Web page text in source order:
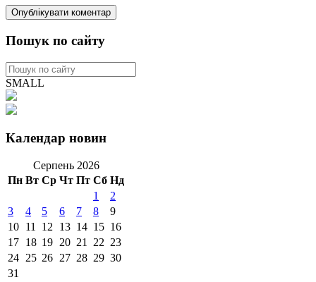
Пошук по сайту
SMALL
Календар новин
Серпень 2026
Пн Вт Ср Чт Пт Сб Нд
1
2
3
4 5 6 7 8
9
10 11 12 13 14 15 16
17 18 19 20 21 22 23
24 25 26 27 28 29 30
31